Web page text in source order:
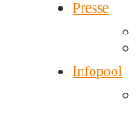
Presse
Infopool